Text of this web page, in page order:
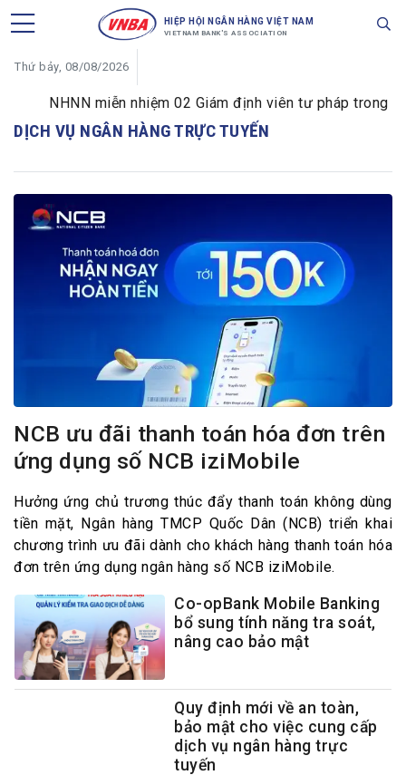
HIỆP HỘI NGÂN HÀNG VIỆT NAM
VIETNAM BANK'S ASSOCIATION
Thứ bảy, 08/08/2026
NHNN miễn nhiệm 02 Giám định viên tư pháp trong
DỊCH VỤ NGÂN HÀNG TRỰC TUYẾN
NCB ưu đãi thanh toán hóa đơn trên
ứng dụng số NCB iziMobile
Hưởng ứng chủ trương thúc đẩy thanh toán không dùng
tiền mặt, Ngân hàng TMCP Quốc Dân (NCB) triển khai
chương trình ưu đãi dành cho khách hàng thanh toán hóa
đơn trên ứng dụng ngân hàng số NCB iziMobile.
Co-opBank Mobile Banking
bổ sung tính năng tra soát,
nâng cao bảo mật
Quy định mới về an toàn,
bảo mật cho việc cung cấp
dịch vụ ngân hàng trực
tuyến